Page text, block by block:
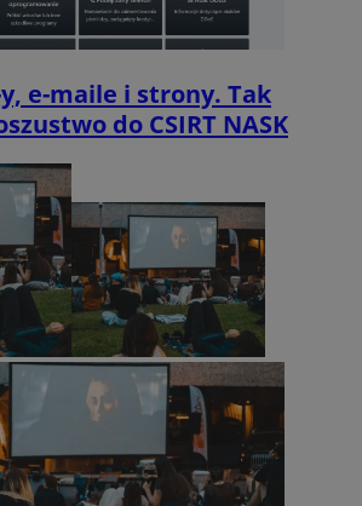
y, e-maile i strony. Tak
do CSIRT NASK